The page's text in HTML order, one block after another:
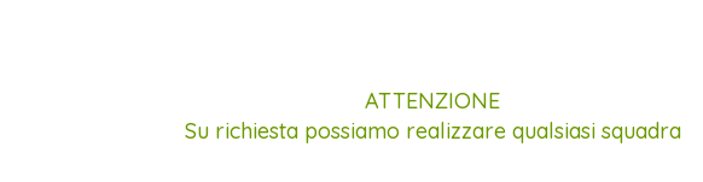
ATTENZIONE
Su richiesta possiamo realizzare qualsiasi squadra